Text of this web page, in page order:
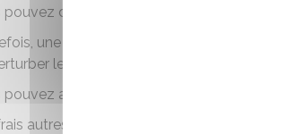
pouvez demander à obtenir la décision sur
une demande abusive peut être
le bon fonctionnement des
pouvez avoir à payer des frais de
autres que le coût de l'envoi postal